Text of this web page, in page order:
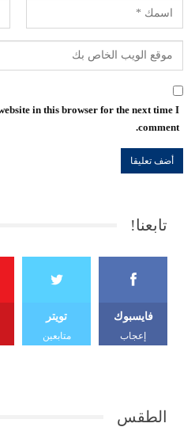
in this browser for the next time I
comment.
تابعنا!
فايسبوك
إعجاب
تويتر
متابعين
الطقس